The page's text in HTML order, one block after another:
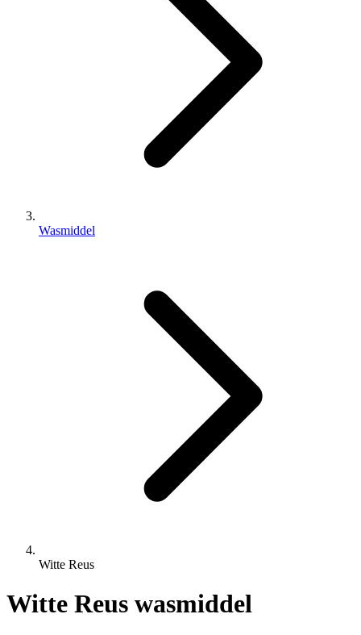
Wasmiddel
Witte Reus
Witte Reus wasmiddel